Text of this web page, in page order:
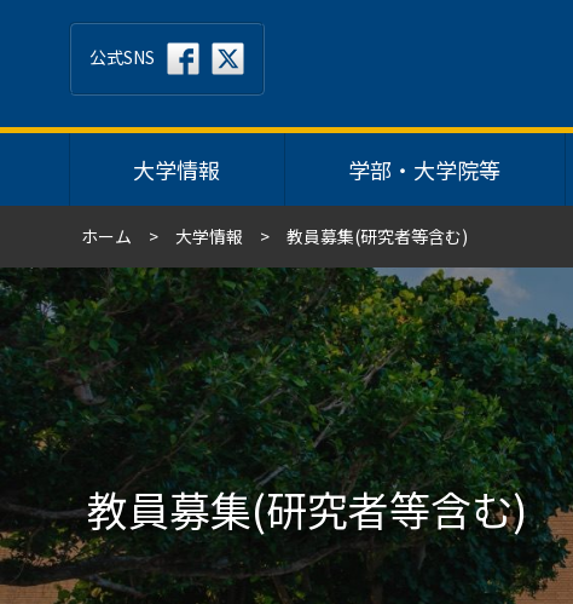
大学情報 学部・大学院等
公式SNS
ホーム 大学情報 教員募集(研究者等含む)
教員募集(研究者等含む)